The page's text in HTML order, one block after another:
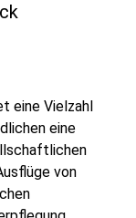
eine Vielzahl
eine
von